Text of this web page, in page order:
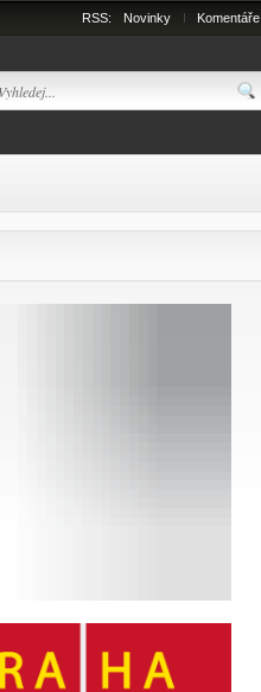
RSS: Novinky Komentáře